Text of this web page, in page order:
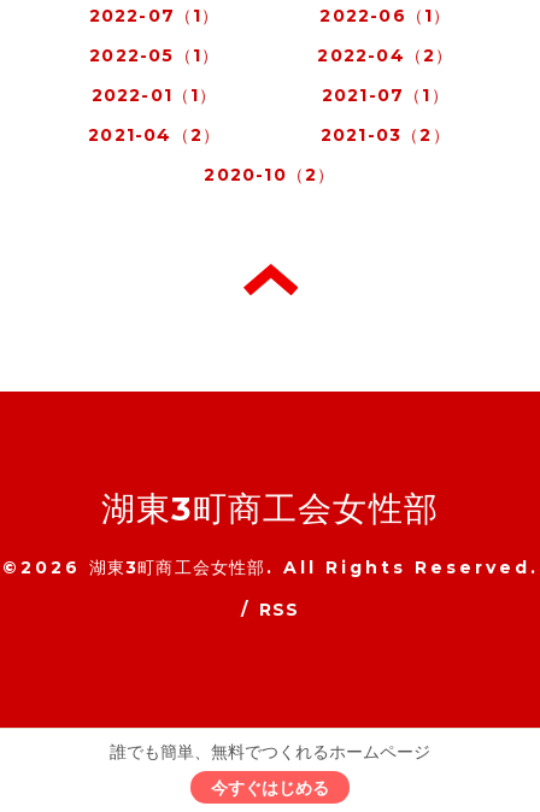
2022-07（1）
2022-06（1）
2022-05（1）
2022-04（2）
2022-01（1）
2021-07（1）
2021-04（2）
2021-03（2）
2020-10（2）
湖東3町商工会女性部
©2026 湖東3町商工会女性部. All Rights Reserved.
/ RSS
誰でも簡単、無料でつくれるホームページ
今すぐはじめる